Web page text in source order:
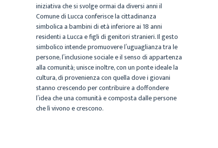
iniziativa che si svolge ormai da diversi anni il
Comune di Lucca conferisce la cittadinanza
simbolica a bambini di età inferiore ai 18 anni
residenti a Lucca e figli di genitori stranieri. Il gesto
simbolico intende promuovere l’uguaglianza tra le
persone, l’inclusione sociale e il senso di appartenza
alla comunità; unisce inoltre, con un ponte ideale la
cultura, di provenienza con quella dove i giovani
stanno crescendo per contribuire a doffondere
l’idea che una comunità e composta dalle persone
che lì vivono e crescono.